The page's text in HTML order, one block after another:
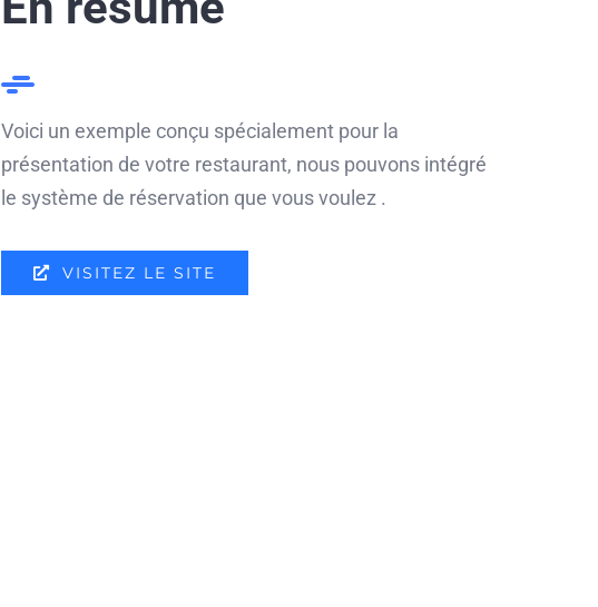
Voici un exemple conçu spécialement pour la
présentation de votre restaurant, nous pouvons intégré
le système de réservation que vous voulez .
VISITEZ LE SITE